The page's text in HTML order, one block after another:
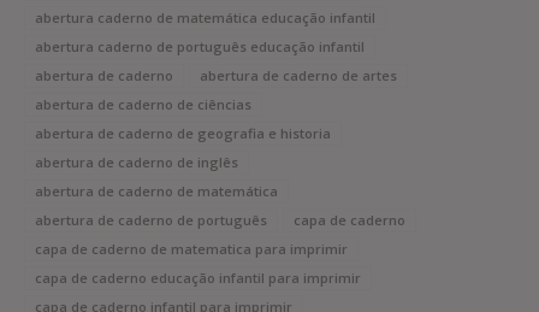
abertura caderno de matemática educação infantil
abertura caderno de português educação infantil
abertura de caderno
abertura de caderno de artes
abertura de caderno de ciências
abertura de caderno de geografia e historia
abertura de caderno de inglês
abertura de caderno de matemática
abertura de caderno de português
capa de caderno
capa de caderno de matematica para imprimir
capa de caderno educação infantil para imprimir
capa de caderno infantil para imprimir